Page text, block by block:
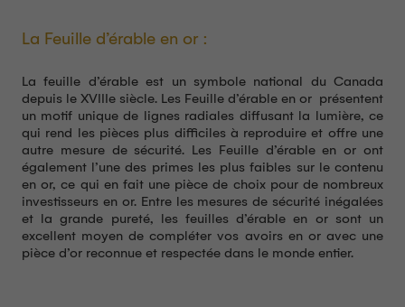
La Feuille d’érable en or :
La feuille d’érable est un symbole national du Canada
depuis le XVIIIe siècle. Les Feuille d’érable en or présentent
un motif unique de lignes radiales diffusant la lumière, ce
qui rend les pièces plus difficiles à reproduire et offre une
autre mesure de sécurité. Les Feuille d’érable en or ont
également l’une des primes les plus faibles sur le contenu
en or, ce qui en fait une pièce de choix pour de nombreux
investisseurs en or. Entre les mesures de sécurité inégalées
et la grande pureté, les feuilles d’érable en or sont un
excellent moyen de compléter vos avoirs en or avec une
pièce d’or reconnue et respectée dans le monde entier.